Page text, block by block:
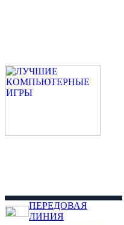
ПЕРЕДОВАЯ
ЛИНИЯ